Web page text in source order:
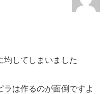
均してしまいました
ラは作るのが面倒ですよ